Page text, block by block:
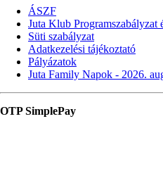
ÁSZF
Juta Klub Programszabályzat
Süti szabályzat
Adatkezelési tájékoztató
Pályázatok
Juta Family Napok - 2026.
OTP SimplePay